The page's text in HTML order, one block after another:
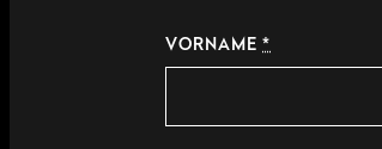
VORNAME*